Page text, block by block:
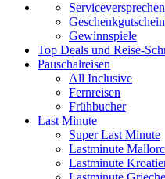
Serviceversprechen
Gewinnspiele
Top Deals und Reise-
Pauschalreisen
All Inclusive
Fernreisen
Frühbucher
Last Minute
Super Last Minute
Lastminute
Lastminute